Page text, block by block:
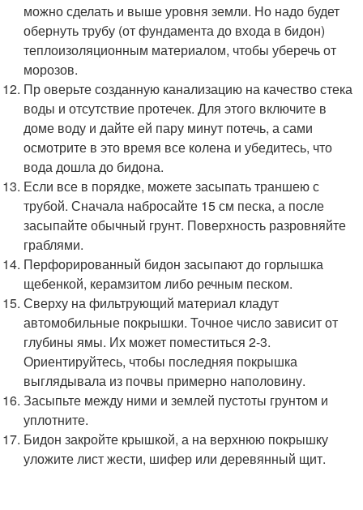
можно сделать и выше уровня земли. Но надо будет
обернуть трубу (от фундамента до входа в бидон)
теплоизоляционным материалом, чтобы уберечь от
морозов.
Пр оверьте созданную канализацию на качество стека
воды и отсутствие протечек. Для этого включите в
доме воду и дайте ей пару минут потечь, а сами
осмотрите в это время все колена и убедитесь, что
вода дошла до бидона.
Если все в порядке, можете засыпать траншею с
трубой. Сначала набросайте 15 см песка, а после
засыпайте обычный грунт. Поверхность разровняйте
граблями.
Перфорированный бидон засыпают до горлышка
щебенкой, керамзитом либо речным песком.
Сверху на фильтрующий материал кладут
автомобильные покрышки. Точное число зависит от
глубины ямы. Их может поместиться 2-3.
Ориентируйтесь, чтобы последняя покрышка
выглядывала из почвы примерно наполовину.
Засыпьте между ними и землей пустоты грунтом и
уплотните.
Бидон закройте крышкой, а на верхнюю покрышку
уложите лист жести, шифер или деревянный щит.